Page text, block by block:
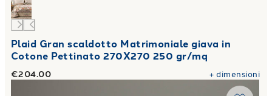
Plaid Gran scaldotto Matrimoniale giava in
Cotone Pettinato 270X270 250 gr/mq
€204.00 +dimensioni
Plaid Scaldotto CM 130X170 flora in Cotone